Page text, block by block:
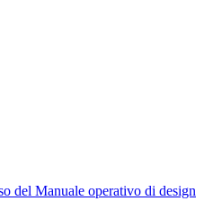
del Manuale operativo di design